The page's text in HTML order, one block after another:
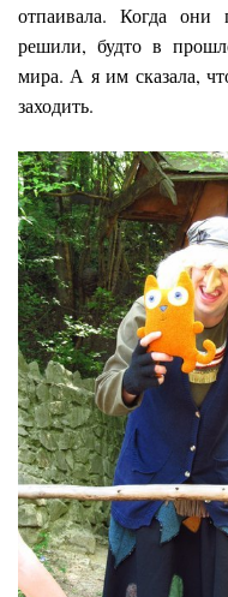
отпаивала. Когда
решили, будто в
мира. А я им сказала,
заходить.